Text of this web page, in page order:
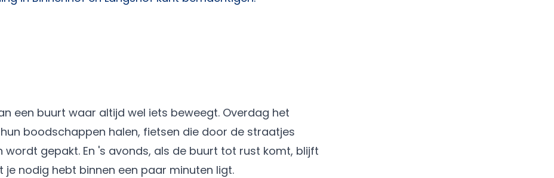
een buurt waar altijd wel iets beweegt. Overdag het
boodschappen halen, fietsen die door de straatjes
gepakt. En 's avonds, als de buurt tot rust komt, blijft
nodig hebt binnen een paar minuten ligt.